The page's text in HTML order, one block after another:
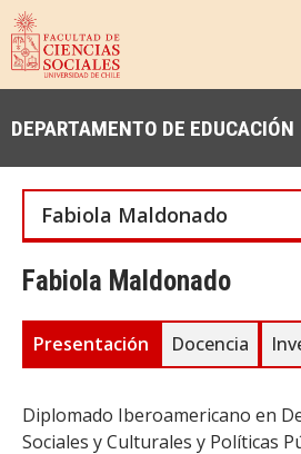
ANTROPOLOGÍA
EDUCACIÓN
SOCIOLOGÍA
PREGRADO
POSTGRADO
BIBLIOTECA
DEPARTAMENTO DE EDUCACIÓN
Fabiola Maldonado
Fabiola Maldonado
Presentación Docencia
Diplomado Iberoamericano en
Sociales y Culturales y Políticas